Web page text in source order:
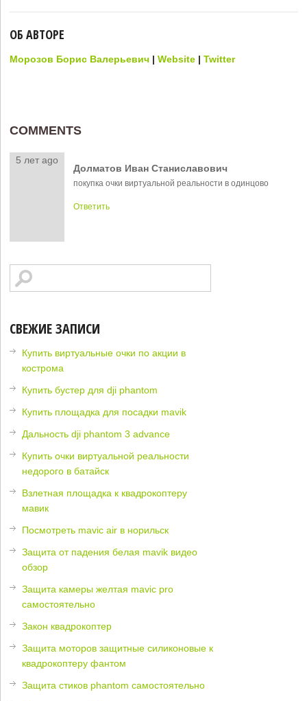
ОБ АВТОРЕ
Морозов Борис Валерьевич |Website |Twitter
COMMENTS
5 лет ago
Долматов Иван Станиславович
покупка очки виртуальной реальности в одинцово
Ответить
СВЕЖИЕ ЗАПИСИ
Купить виртуальные очки по акции в
кострома
Купить бустер для dji phantom
Купить площадка для посадки mavik
Дальность dji phantom 3 advance
Купить очки виртуальной реальности
недорого в батайск
Взлетная площадка к квадрокоптеру
мавик
Посмотреть mavic air в норильск
Защита от падения белая mavik видео
обзор
Защита камеры желтая mavic pro
самостоятельно
Закон квадрокоптер
Защита моторов защитные силиконовые к
квадрокоптеру фантом
Защита стиков phantom самостоятельно